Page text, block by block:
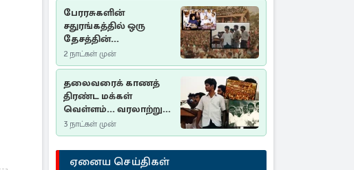
பேரவலம்
பேரரசுகளின்
சதுரங்கத்தில் ஒரு
தேசத்தின்
தீர்க்கதரிசனம் :
சுதுமலை பிரகடனம்
ஒரு வரலாற்றுப் பாடம்
2 நாட்கள் முன்
தலைவரைக் காணத்
திரண்ட மக்கள்
வெள்ளம்... வரலாற்றுச்
சிறப்புமிக்க சுதுமலைப்
பிரகடனம்…
3 நாட்கள் முன்
ஏனைய செய்திகள்